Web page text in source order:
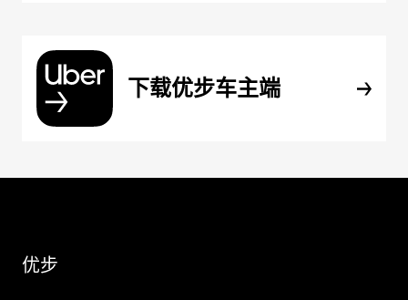
下载优步车主端
优步